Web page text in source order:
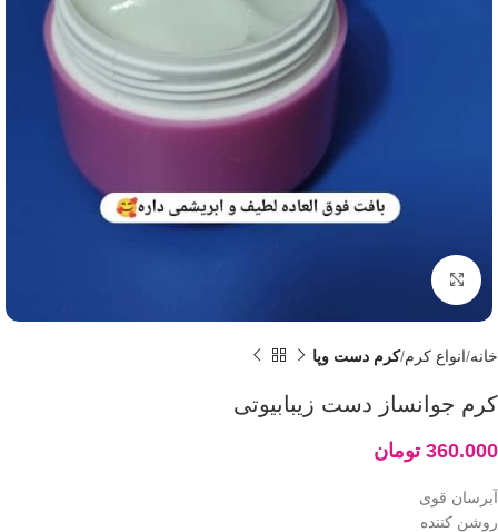
بزرگنمایی تصویر
خانه انواع کرم کرم دست وپا
کرم جوانساز دست زیبابیوتی
360.000 تومان
آبرسان قوی
روشن کننده